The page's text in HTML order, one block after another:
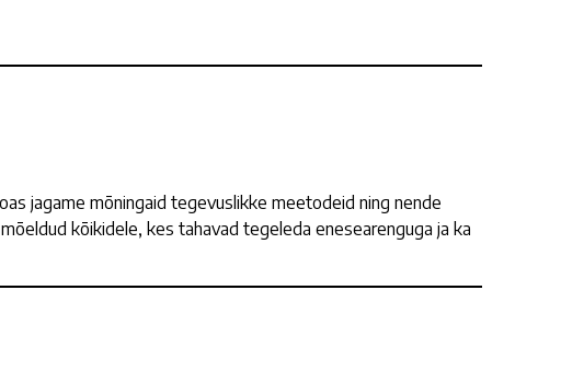
jagame mõningaid tegevuslikke meetodeid ning nende
kõikidele, kes tahavad tegeleda enesearenguga ja ka